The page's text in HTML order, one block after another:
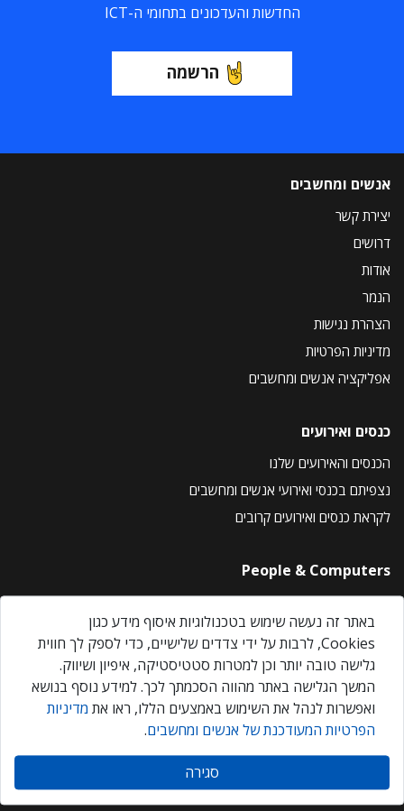
החדשות והעדכונים בתחומי ה-ICT
הרשמה
אנשים ומחשבים
יצירת קשר
דרושים
אודות
הנמר
הצהרת נגישות
מדיניות הפרטיות
אפליקציה אנשים ומחשבים
כנסים ואירועים
הכנסים והאירועים שלנו
נצפיתם בכנסי ואירועי אנשים ומחשבים
לקראת כנסים ואירועים קרובים
People & Computers
About Us
Privacy Policy
Contact Us
Our Events
אנשים ומחשבים © 2026 – כל הזכויות שמורות
באתר זה נעשה שימוש בטכנולוגיות איסוף מידע כגון
Cookies, לרבות על ידי צדדים שלישיים, כדי לספק לך חווית
גלישה טובה יותר וכן למטרות סטטיסטיקה, איפיון ושיווק.
המשך הגלישה באתר מהווה הסכמתך לכך. למידע נוסף בנושא
ואפשרות לנהל את השימוש באמצעים הללו, ראו את מדיניות
הפרטיות המעודכנת של אנשים ומחשבים.
סגירה